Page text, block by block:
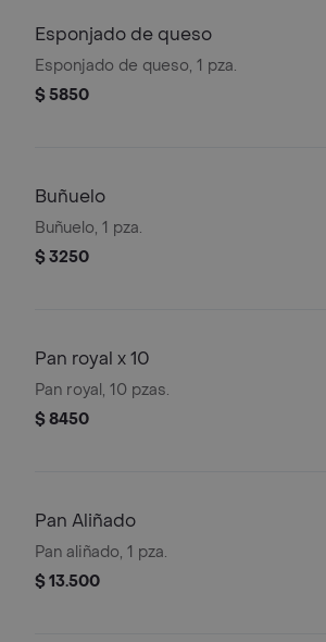
Esponjado de queso
Esponjado de queso, 1 pza.
$ 5850
Buñuelo
Buñuelo, 1 pza.
$ 3250
Pan royal x 10
Pan royal, 10 pzas.
$ 8450
Pan Aliñado
Pan aliñado, 1 pza.
$ 13.500